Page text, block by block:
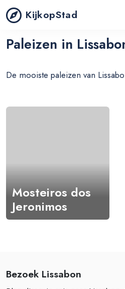
KijkopStad
Paleizen in
De mooiste paleizen van
Mosteiros dos
Jeronimos
Bezoek Lissabon